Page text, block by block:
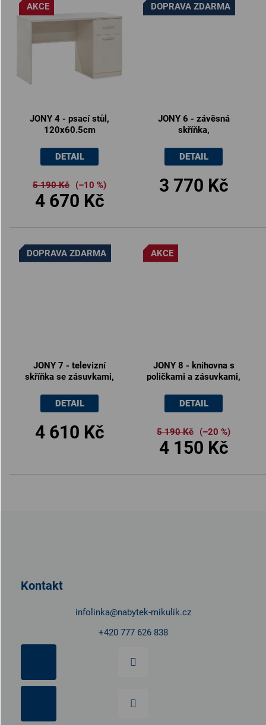
AKCE
JONY 4 - psací stůl,
120x60.5cm
4 670 Kč
5 190 Kč (–10 %)
DETAIL
DOPRAVA ZDARMA
JONY 6 - závěsná
skříňka,
3 770 Kč
DETAIL
DOPRAVA ZDARMA
JONY 7 - televizní
skříňka se zásuvkami,
4 610 Kč
DETAIL
AKCE
JONY 8 - knihovna s
poličkami a zásuvkami,
4 150 Kč
5 190 Kč (–20 %)
DETAIL
Kontakt
infolinka@nabytek-mikulik.cz
+420 777 626 838